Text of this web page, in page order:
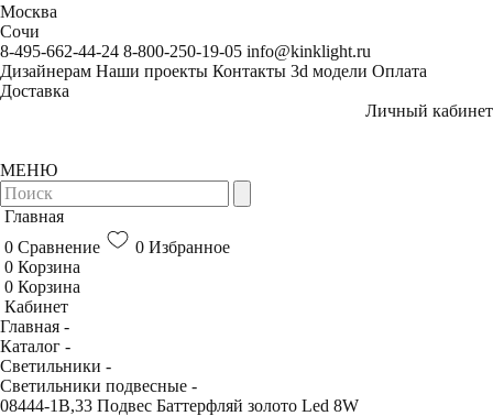
Москва
Сочи
8-495-662-44-24 8-800-250-19-05 info@kinklight.ru
Дизайнерам Наши проекты Контакты 3d модели Оплата
Доставка
Личный кабинет
МЕНЮ
Главная
0 Сравнение 0 Избранное
0 Корзина
0 Корзина
Кабинет
Главная -
Каталог -
Светильники -
Светильники подвесные -
08444-1B,33 Подвес Баттерфляй золото Led 8W